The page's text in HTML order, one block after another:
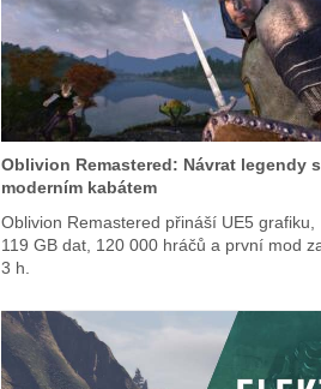
Oblivion Remastered: Návrat legendy s
moderním kabátem
Oblivion Remastered přináší UE5 grafiku,
119 GB dat, 120 000 hráčů a první mod
3 h.